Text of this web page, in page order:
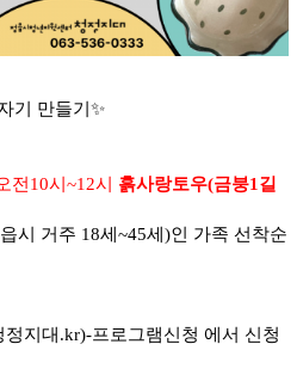
기 만들기✨
전10시~12시 흙사랑토우(금붕1 길
시 거주 18세~45세)인 가족 선착순
정지대.kr)-프로그램신청 에서 신청